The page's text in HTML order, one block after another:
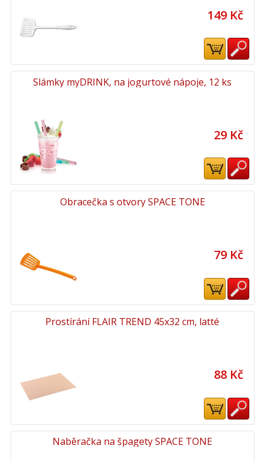
149 Kč
Slámky myDRINK, na jogurtové nápoje, 12 ks
29 Kč
Obracečka s otvory SPACE TONE
79 Kč
Prostírání FLAIR TREND 45x32 cm, latté
88 Kč
Naběračka na špagety SPACE TONE